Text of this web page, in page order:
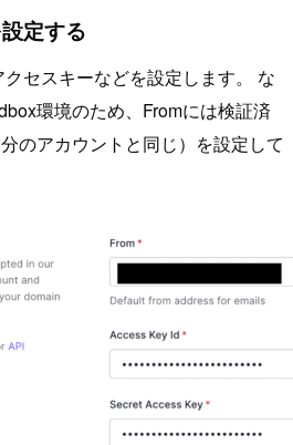
定する
セスキーなどを設定します。 な
環境のため、Fromには検証済
のアカウントと同じ）を設定して